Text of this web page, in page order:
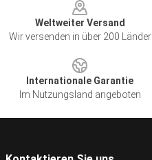
Weltweiter Versand
Wir versenden in über 200 Länder
Internationale Garantie
Im Nutzungsland angeboten